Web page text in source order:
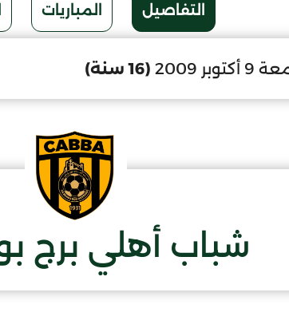
التفاصيل المباريات
2009 (16 سنة)
شباب أهلي برج